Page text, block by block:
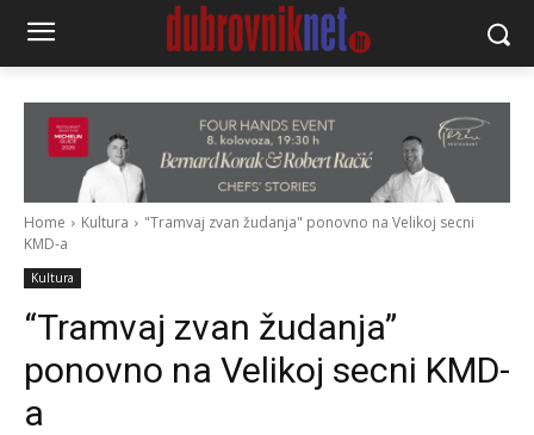
Home Kultura
"Tramvaj zvan žudanja" ponovno na Velikoj secni
KMD-a
Kultura
“Tramvaj zvan žudanja”
ponovno na Velikoj secni KMD-
a